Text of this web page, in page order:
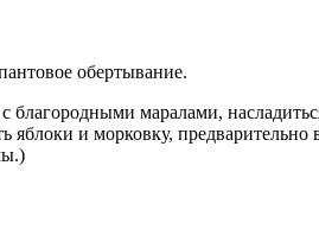
обертывание.
благородными маралами,
яблоки и морковку, предварительно